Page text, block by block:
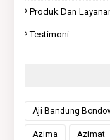
Produk Dan
Testimoni
Aji Bandung
Azima Azimat